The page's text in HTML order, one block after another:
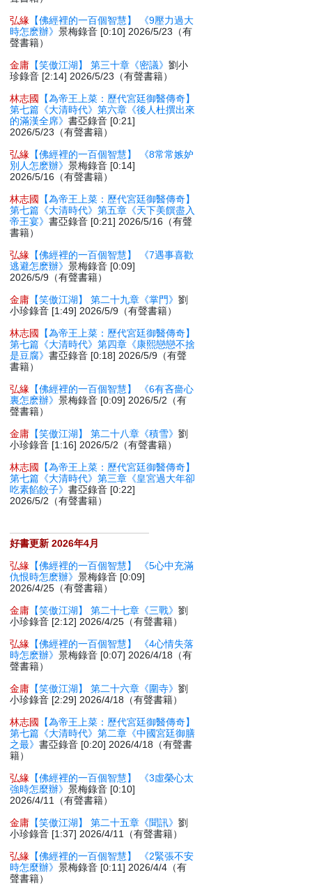
弘緣 【佛經裡的一百個智慧】 《9壓力過大
時怎麽辦》景梅錄音 [0:10] 2026/5/23（有
聲書籍）
金庸 【笑傲江湖】 第三十章《密議》劉小
珍錄音 [2:14] 2026/5/23（有聲書籍）
林志國
【為帝王上菜：歷代宮廷御醫傳奇】
第七篇《大清時代》第六章《後人杜撰出來
的滿漢全席》書亞錄音 [0:21]
2026/5/23（有聲書籍）
弘緣 【佛經裡的一百個智慧】 《8常常嫉妒
別人怎麽辦》景梅錄音 [0:14]
2026/5/16（有聲書籍）
林志國
【為帝王上菜：歷代宮廷御醫傳奇】
第七篇《大清時代》第五章《天下美饌盡入
帝王宴》書亞錄音 [0:21] 2026/5/16（有聲
書籍）
弘緣 【佛經裡的一百個智慧】 《7遇事喜歡
逃避怎麽辦》景梅錄音 [0:09]
2026/5/9（有聲書籍）
金庸 【笑傲江湖】 第二十九章《掌門》劉
小珍錄音 [1:49] 2026/5/9（有聲書籍）
林志國
【為帝王上菜：歷代宮廷御醫傳奇】
第七篇《大清時代》第四章《康熙戀戀不捨
是豆腐》書亞錄音 [0:18] 2026/5/9（有聲
書籍）
弘緣 【佛經裡的一百個智慧】 《6有吝嗇心
裏怎麽辦》景梅錄音 [0:09] 2026/5/2（有
聲書籍）
金庸 【笑傲江湖】 第二十八章《積雪》劉
小珍錄音 [1:16] 2026/5/2（有聲書籍）
林志國
【為帝王上菜：歷代宮廷御醫傳奇】
第七篇《大清時代》第三章《皇宮過大年卻
吃素餡餃子》書亞錄音 [0:22]
2026/5/2（有聲書籍）
好書更新 2026年4月
弘緣 【佛經裡的一百個智慧】 《5心中充滿
仇恨時怎麽辦》景梅錄音 [0:09]
2026/4/25（有聲書籍）
金庸 【笑傲江湖】 第二十七章《三戰》劉
小珍錄音 [2:12] 2026/4/25（有聲書籍）
弘緣 【佛經裡的一百個智慧】 《4心情失落
時怎麽辦》景梅錄音 [0:07] 2026/4/18（有
聲書籍）
金庸 【笑傲江湖】 第二十六章《圍寺》劉
小珍錄音 [2:29] 2026/4/18（有聲書籍）
林志國
【為帝王上菜：歷代宮廷御醫傳奇】
第七篇《大清時代》第二章《中國宮廷御膳
之最》書亞錄音 [0:20] 2026/4/18（有聲書
籍）
弘緣 【佛經裡的一百個智慧】 《3虛榮心太
強時怎麼辦》景梅錄音 [0:10]
2026/4/11（有聲書籍）
金庸 【笑傲江湖】 第二十五章《聞訊》劉
小珍錄音 [1:37] 2026/4/11（有聲書籍）
弘緣 【佛經裡的一百個智慧】 《2緊張不安
時怎麼辦》景梅錄音 [0:11] 2026/4/4（有
聲書籍）